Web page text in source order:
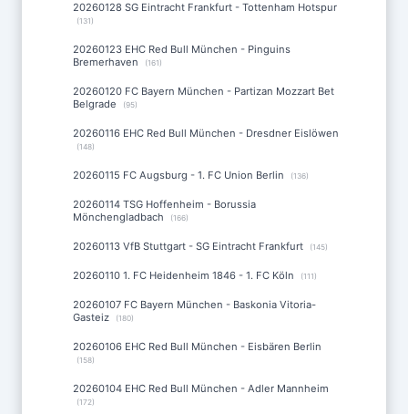
20260128 SG Eintracht Frankfurt - Tottenham Hotspur
(131)
20260123 EHC Red Bull München - Pinguins
Bremerhaven
(161)
20260120 FC Bayern München - Partizan Mozzart Bet
Belgrade
(95)
20260116 EHC Red Bull München - Dresdner Eislöwen
(148)
20260115 FC Augsburg - 1. FC Union Berlin (136)
20260114 TSG Hoffenheim - Borussia
Mönchengladbach
(166)
20260113 VfB Stuttgart - SG Eintracht Frankfurt (145)
20260110 1. FC Heidenheim 1846 - 1. FC Köln (111)
20260107 FC Bayern München - Baskonia Vitoria-
Gasteiz
(180)
20260106 EHC Red Bull München - Eisbären Berlin
(158)
20260104 EHC Red Bull München - Adler Mannheim
(172)